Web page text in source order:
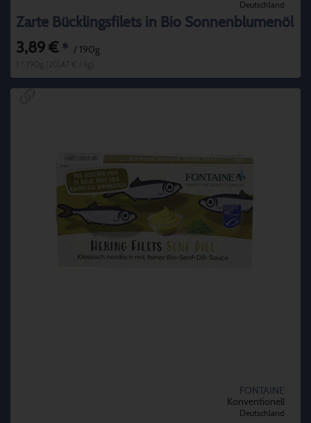
Deutschland
Zarte Bücklingsfilets in Bio Sonnenblumenöl
3,89 € * / 190g
FONTAINE
Konventionell
Deutschland